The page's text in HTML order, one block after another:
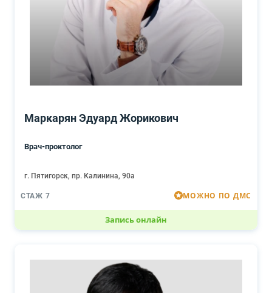
Маркарян Эдуард Жорикович
Врач-проктолог
г. Пятигорск, пр. Калинина, 90а
СТАЖ 7 МОЖНО ПО ДМС
Запись онлайн